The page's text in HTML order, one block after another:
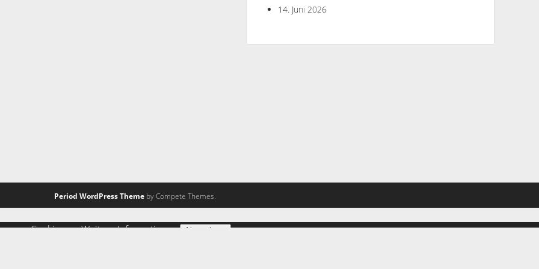
14. Juni 2026
Period WordPress Themeby Compete Themes.
von Cookies zu.Weitere Informationen Akzeptieren